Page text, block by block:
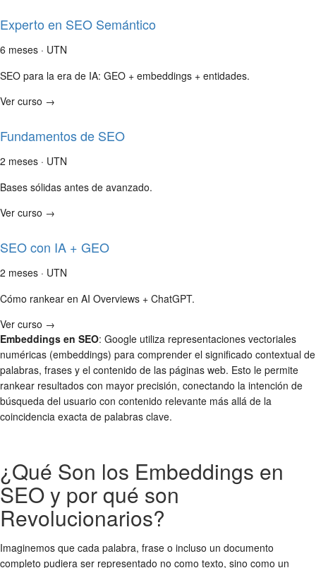
Experto en SEO Semántico
6 meses · UTN
SEO para la era de IA: GEO + embeddings + entidades.
Ver curso →
Fundamentos de SEO
2 meses · UTN
Bases sólidas antes de avanzado.
Ver curso →
SEO con IA + GEO
2 meses · UTN
Cómo rankear en AI Overviews + ChatGPT.
Ver curso →
Embeddings en SEO: Google utiliza representaciones vectoriales
numéricas (embeddings) para comprender el significado contextual de
palabras, frases y el contenido de las páginas web. Esto le permite
rankear resultados con mayor precisión, conectando la intención de
búsqueda del usuario con contenido relevante más allá de la
coincidencia exacta de palabras clave.
¿Qué Son los Embeddings en
SEO y por qué son
Revolucionarios?
Imaginemos que cada palabra, frase o incluso un documento
completo pudiera ser representado no como texto, sino como un